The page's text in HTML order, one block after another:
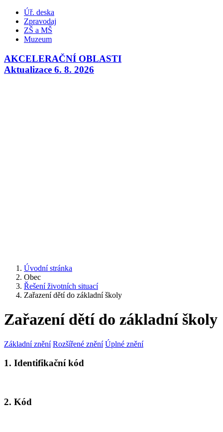
Úř. deska
Zpravodaj
ZŠ a MŠ
Muzeum
AKCELERAČNÍ OBLASTI
Aktualizace 6. 8. 2026
Úvodní stránka
Obec
Řešení životních situací
Zařazení dětí do základní školy
Zařazení dětí do základní školy
Základní znění Rozšířené znění Úplné znění
1. Identifikační kód
2. Kód